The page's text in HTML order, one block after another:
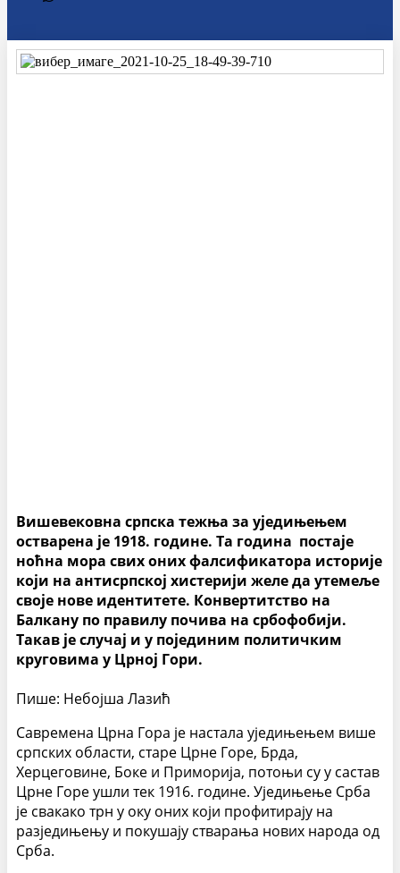
Вишевековна српска тежња за уједињењем
остварена је 1918. године. Та година постаје
ноћна мора свих оних фалсификатора историје
који на антисрпској хистерији желе да утемеље
своје нове идентитете. Конвертитство на
Балкану по правилу почива на србофобији.
Такав је случај и у појединим политичким
круговима у Црној Гори.
Пише: Небојша Лазић
Савремена Црна Гора је настала уједињењем више
српских области, старе Црне Горе, Брда,
Херцеговине, Боке и Приморија, потоњи су у састав
Црне Горе ушли тек 1916. године. Уједињење Срба
је свакако трн у оку оних који профитирају на
разједињењу и покушају стварања нових народа од
Срба.